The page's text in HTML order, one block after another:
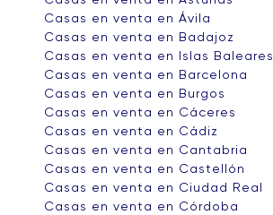
Casas en venta en Ávila
Casas en venta en Badajoz
Casas en venta en Islas Baleares
Casas en venta en Barcelona
Casas en venta en Burgos
Casas en venta en Cáceres
Casas en venta en Cádiz
Casas en venta en Cantabria
Casas en venta en Castellón
Casas en venta en Ciudad Real
Casas en venta en Córdoba